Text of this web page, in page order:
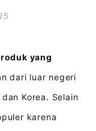
yang
dari luar negeri
Korea. Selain
karena